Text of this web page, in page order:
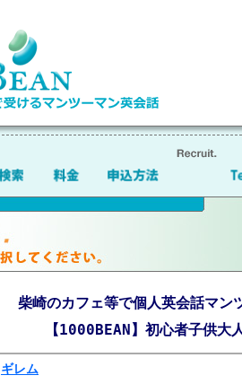
柴崎のカフェ等で個人英会話マン
【1000BEAN】初心者子供大
ギレム